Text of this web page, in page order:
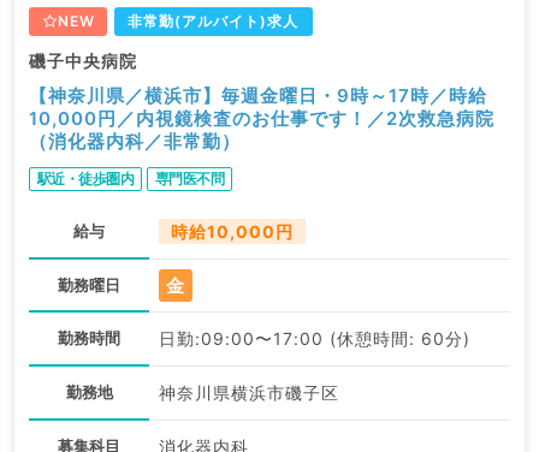
NEW 非常勤(アルバイト)求人
磯子中央病院
【神奈川県／横浜市】毎週金曜日・9時～17時／時給
10,000円／内視鏡検査のお仕事です！／2次救急病院
（消化器内科／非常勤）
駅近・徒歩圏内 専門医不問
給与 時給10,000円
勤務曜日 金
勤務時間 日勤:09:00〜17:00 (休憩時間: 60分)
勤務地 神奈川県横浜市磯子区
募集科目 消化器内科